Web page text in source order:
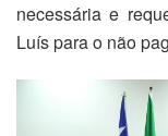
necessária e
Luís para o não